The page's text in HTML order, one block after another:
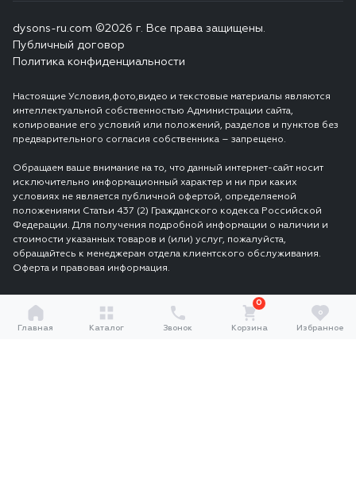
dysons-ru.com ©2026 г. Все права защищены.
Публичный договор
Политика конфиденциальности
Настоящие Условия,фото,видео и текстовые материалы являются
интеллектуальной собственностью Администрации сайта,
копирование его условий или положений, разделов и пунктов без
предварительного согласия собственника – запрещено.
Обращаем ваше внимание на то, что данный интернет-сайт носит
исключительно информационный характер и ни при каких
условиях не является публичной офертой, определяемой
положениями Статьи 437 (2) Гражданского кодекса Российской
Федерации. Для получения подробной информации о наличии и
стоимости указанных товаров и (или) услуг, пожалуйста,
обращайтесь к менеджерам отдела клиентского обслуживания.
Оферта и правовая информация.
Главная Каталог Звонок
0
Корзина
0
Избранное